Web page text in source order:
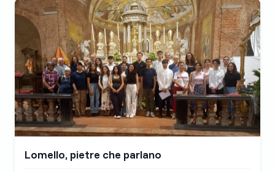
Lomello, pietre che parlano